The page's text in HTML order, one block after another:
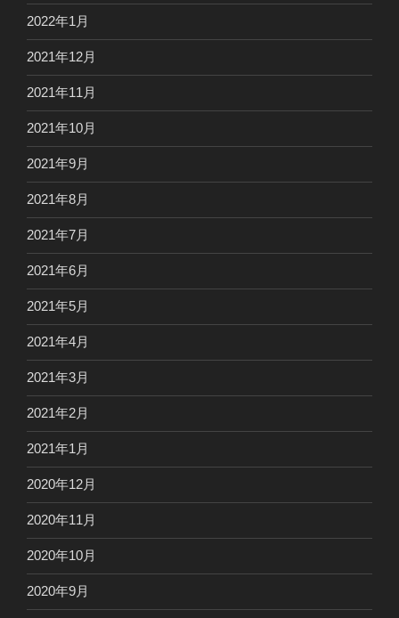
2022年1月
2021年12月
2021年11月
2021年10月
2021年9月
2021年8月
2021年7月
2021年6月
2021年5月
2021年4月
2021年3月
2021年2月
2021年1月
2020年12月
2020年11月
2020年10月
2020年9月